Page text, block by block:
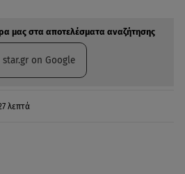
μας στα αποτελέσματα αναζήτησης
star.gr on Google
λεπτά